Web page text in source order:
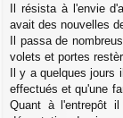
Il résista à l'envie
avait des nouvelles
Il passa de
volets et portes
Il y a quelques
effectués et qu'une
Quant à l'entrepôt